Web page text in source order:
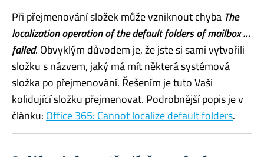
Při přejmenování složek může vzniknout chyba The
localization operation of the default folders of mailbox …
failed. Obvyklým důvodem je, že jste si sami vytvořili
složku s názvem, jaký má mít některá systémová
složka po přejmenování. Řešením je tuto Vaši
kolidující složku přejmenovat. Podrobnější popis je v
článku: Office 365: Cannot localize default folders.